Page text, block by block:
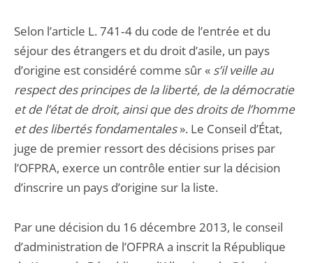
Selon l’article L. 741‑4 du code de l’entrée et du
séjour des étrangers et du droit d’asile, un pays
d’origine est considéré comme sûr « s’il veille au
respect des principes de la liberté, de la démocratie
et de l’état de droit, ainsi que des droits de l’homme
et des libertés fondamentales». Le Conseil d’État,
juge de premier ressort des décisions prises par
l’OFPRA, exerce un contrôle entier sur la décision
d’inscrire un pays d’origine sur la liste.
Par une décision du 16 décembre 2013, le conseil
d’administration de l’OFPRA a inscrit la République